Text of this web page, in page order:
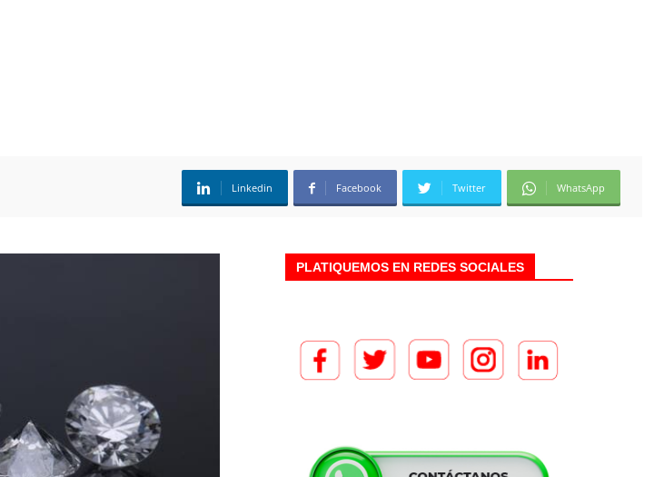
Linkedin Facebook Twitter WhatsApp
PLATIQUEMOS EN REDES SOCIALES